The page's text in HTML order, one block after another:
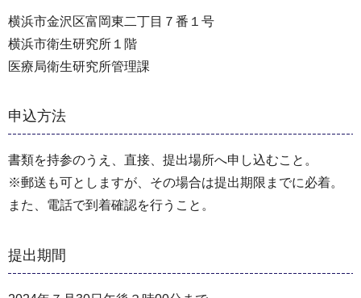
横浜市⾦沢区富岡東⼆丁目７番１号
横浜市衛⽣研究所１階
医療局衛⽣研究所管理課
申込方法
書類を持参のうえ、直接、提出場所へ申し込むこと。
※郵送も可としますが、その場合は提出期限までに必着。
また、電話で到着確認を⾏うこと。
提出期間